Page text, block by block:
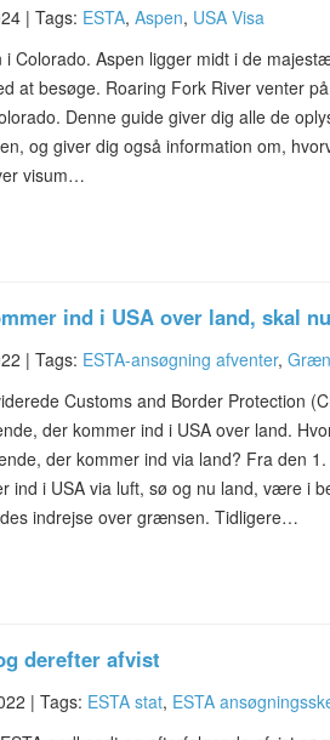
| Tags: ESTA, Aspen, USA Visa
i Colorado. Aspen ligger midt i de
at besøge. Roaring Fork River venter
Denne guide giver dig alle de
og giver dig også information om,
visum…
ind i USA over land, skal
| Tags: ESTA-ansøgning afventer,
Customs and Border Protection
der kommer ind i USA over land.
der kommer ind via land? Fra den
ind i USA via luft, sø og nu land, være i
indrejse over grænsen. Tidligere…
derefter afvist
| Tags: ESTA stat, ESTA